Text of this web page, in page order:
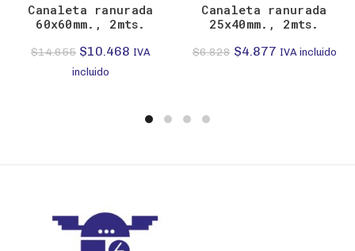
Canaleta ranurada
60x60mm., 2mts.
$14.655 El
precio
$10.468 El
IVA
incluido
Canaleta ranurada
25x40mm., 2mts.
$6.828 El
$4.877ElIVA incluido